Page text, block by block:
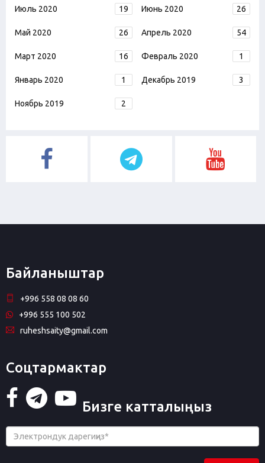
Июль 2020 19 Июнь 2020 26
Май 2020 26 Апрель 2020 54
Март 2020 16 Февраль 2020 1
Январь 2020 1 Декабрь 2019 3
Ноябрь 2019 2
Байланыштар
+996 558 08 08 60
+996 555 100 502
ruheshsaity@gmail.com
Соцтармактар
Бизге катталыңыз